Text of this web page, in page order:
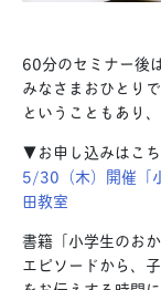
60分のセミナー後
みなさまおひとり
ということもあり
▼お申し込みはこ
5/30（木）開催「
田教室
書籍「小学生のお
エピソードから、